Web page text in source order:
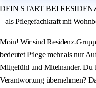
DEIN START BEI
– als Pflegefachkraft mit
Moin! Wir sind Residenz-
bedeutet Pflege mehr als nur
Mitgefühl und Miteinander. Du
Verantwortung übernehmen?